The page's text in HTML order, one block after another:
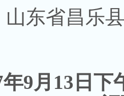
省昌乐县
月13日下